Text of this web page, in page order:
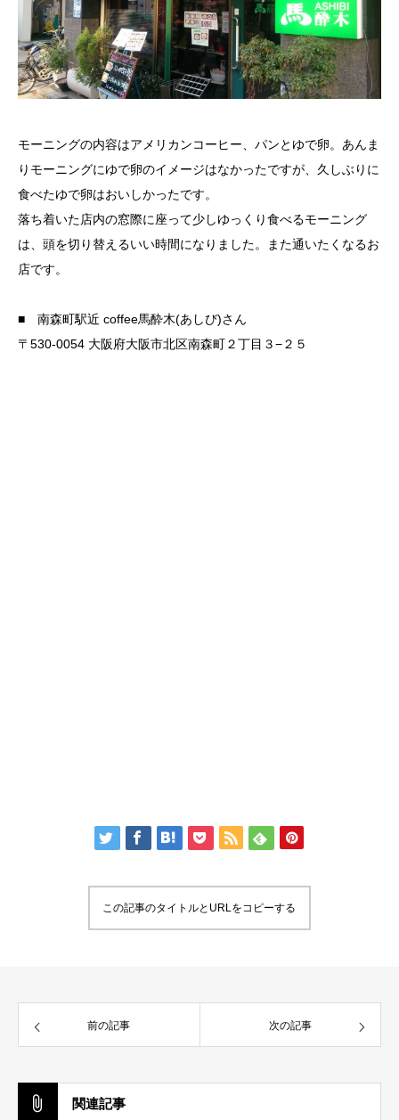
モーニングの内容はアメリカンコーヒー、パンとゆで卵。あんま
りモーニングにゆで卵のイメージはなかったですが、久しぶりに
食べたゆで卵はおいしかったです。
落ち着いた店内の窓際に座って少しゆっくり食べるモーニング
は、頭を切り替えるいい時間になりました。また通いたくなるお
店です。
■ 南森町駅近 coffee馬酔木(あしび)さん
〒530-0054 大阪府大阪市北区南森町２丁目３−２５
この記事のタイトルとURLをコピーする
前の記事 次の記事
関連記事